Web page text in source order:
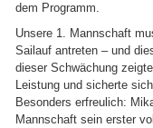
dem Programm.
Unsere 1. Mannschaft
Sailauf antreten – und
dieser Schwächung
Leistung und sicherte
Besonders erfreulich:
Mannschaft sein erster